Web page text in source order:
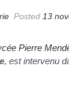
Posted 13
Pierre
, est intervenu